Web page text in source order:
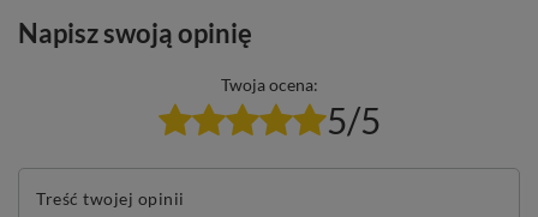
Napisz swoją opinię
Twoja ocena:
5/5
Treść twojej opinii